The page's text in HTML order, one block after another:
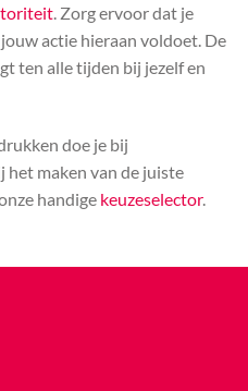
. Zorg ervoor dat je
actie hieraan voldoet. De
ten alle tijden bij jezelf en
doe je bij
het maken van de juiste
handige keuzeselector.